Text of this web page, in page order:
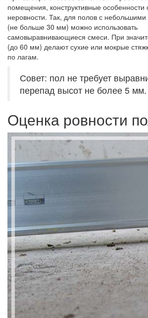
помещения, конструктивные особенности
неровности. Так, для полов с
(не больше 30 мм) можно использовать
самовыравнивающиеся смеси. При
(до 60 мм) делают сухие или мокрые
по лагам.
Совет: пол не требует
перепад высот не более 5 мм.
Оценка ровности